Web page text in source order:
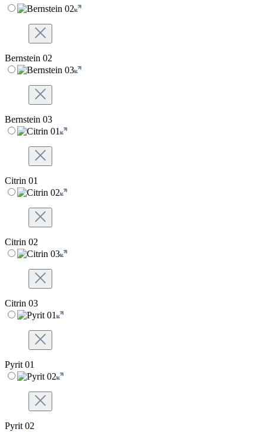
Bernstein 02
Bernstein 03
Citrin 01
Citrin 02
Citrin 03
Pyrit 01
Pyrit 02